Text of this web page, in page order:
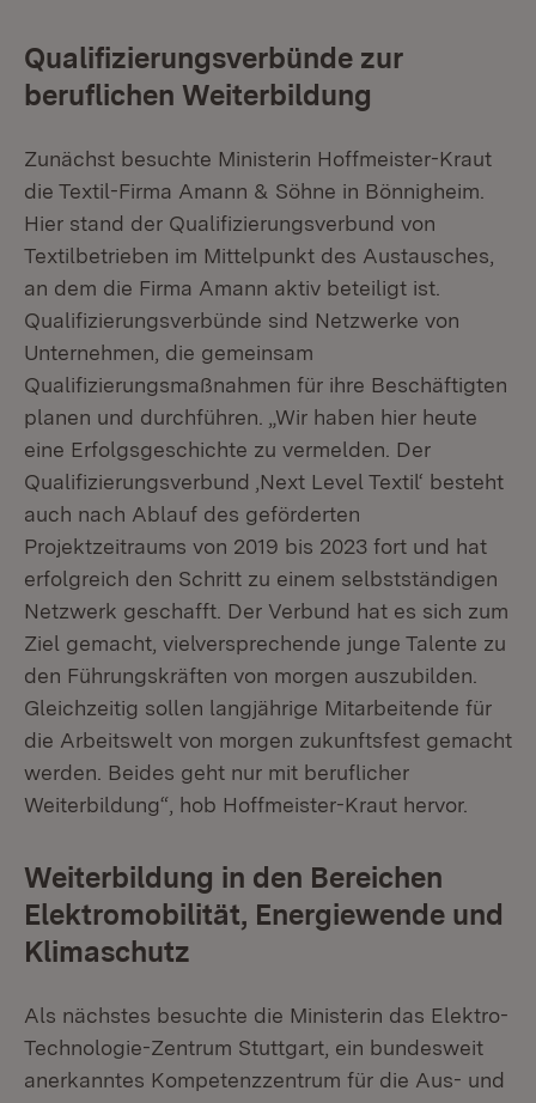
Qualifizierungsverbünde zur
beruflichen Weiterbildung
Zunächst besuchte Ministerin Hoffmeister-Kraut
die Textil-Firma Amann & Söhne in Bönnigheim.
Hier stand der Qualifizierungsverbund von
Textilbetrieben im Mittelpunkt des Austausches,
an dem die Firma Amann aktiv beteiligt ist.
Qualifizierungsverbünde sind Netzwerke von
Unternehmen, die gemeinsam
Qualifizierungsmaßnahmen für ihre Beschäftigten
planen und durchführen. „Wir haben hier heute
eine Erfolgsgeschichte zu vermelden. Der
Qualifizierungsverbund ‚Next Level Textil‘ besteht
auch nach Ablauf des geförderten
Projektzeitraums von 2019 bis 2023 fort und hat
erfolgreich den Schritt zu einem selbstständigen
Netzwerk geschafft. Der Verbund hat es sich zum
Ziel gemacht, vielversprechende junge Talente zu
den Führungskräften von morgen auszubilden.
Gleichzeitig sollen langjährige Mitarbeitende für
die Arbeitswelt von morgen zukunftsfest gemacht
werden. Beides geht nur mit beruflicher
Weiterbildung“, hob Hoffmeister-Kraut hervor.
Weiterbildung in den Bereichen
Elektromobilität, Energiewende und
Klimaschutz
Als nächstes besuchte die Ministerin das Elektro-
Technologie-Zentrum Stuttgart, ein bundesweit
anerkanntes Kompetenzzentrum für die Aus- und